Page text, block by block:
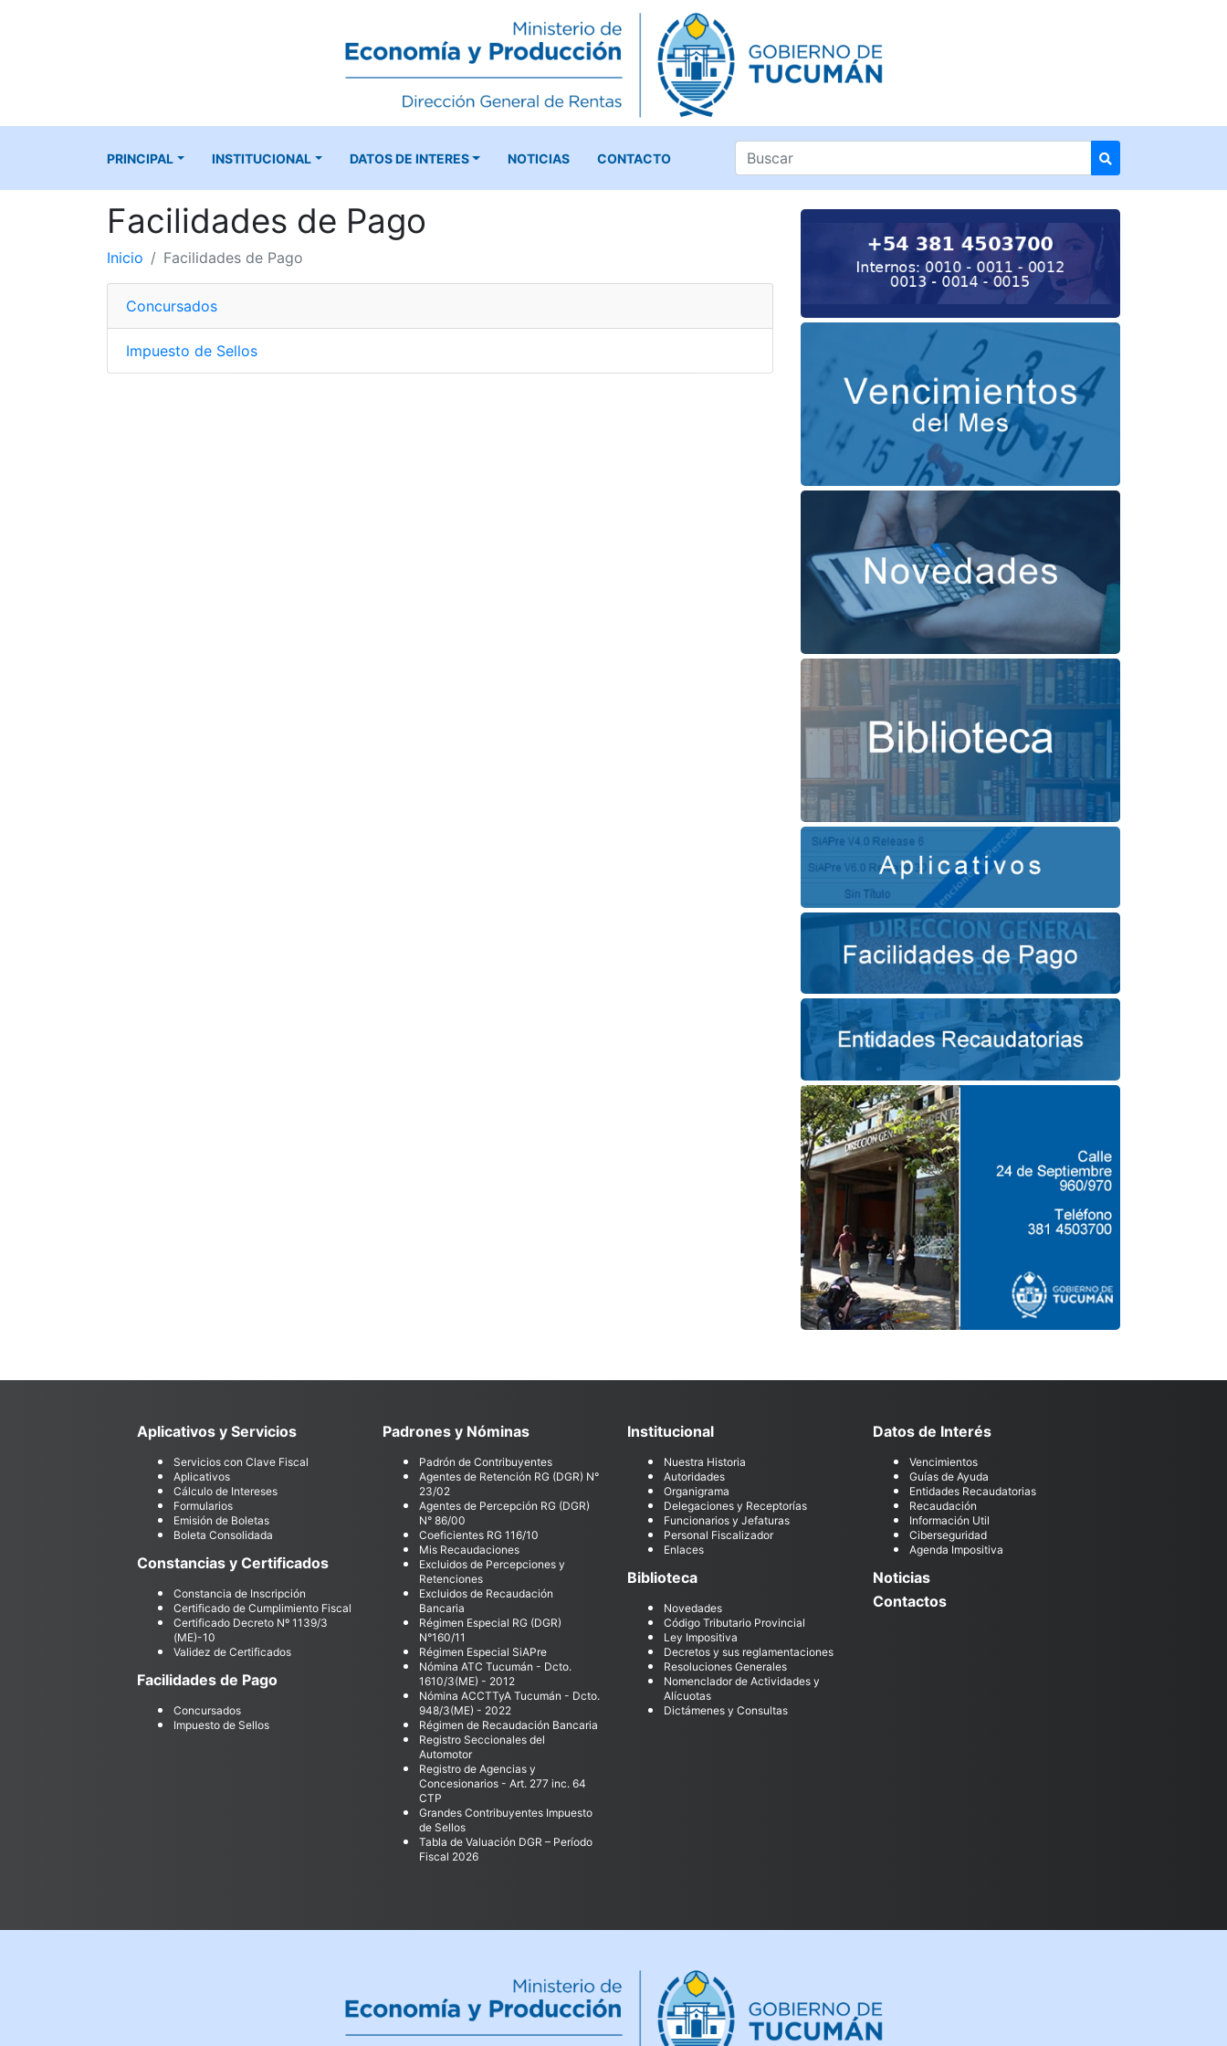
PRINCIPAL INSTITUCIONAL DATOS DE INTERES NOTICIAS CONTACTO
Facilidades de Pago
Inicio Facilidades de Pago
Concursados
Impuesto de Sellos
Aplicativos y Servicios
Servicios con Clave Fiscal
Aplicativos
Cálculo de Intereses
Formularios
Emisión de Boletas
Boleta Consolidada
Constancias y Certificados
Constancia de Inscripción
Certificado de Cumplimiento Fiscal
Certificado Decreto Nº 1139/3
(ME)-10
Validez de Certificados
Facilidades de Pago
Concursados
Impuesto de Sellos
Padrones y Nóminas
Padrón de Contribuyentes
Agentes de Retención RG (DGR) N°
23/02
Agentes de Percepción RG (DGR)
N° 86/00
Coeficientes RG 116/10
Mis Recaudaciones
Excluidos de Percepciones y
Retenciones
Excluidos de Recaudación
Bancaria
Régimen Especial RG (DGR)
N°160/11
Régimen Especial SiAPre
Nómina ATC Tucumán - Dcto.
1610/3(ME) - 2012
Nómina ACCTTyA Tucumán - Dcto.
948/3(ME) - 2022
Régimen de Recaudación Bancaria
Registro Seccionales del
Automotor
Registro de Agencias y
Concesionarios - Art. 277 inc. 64
CTP
Grandes Contribuyentes Impuesto
de Sellos
Tabla de Valuación DGR – Período
Fiscal 2026
Institucional
Nuestra Historia
Autoridades
Organigrama
Delegaciones y Receptorías
Funcionarios y Jefaturas
Personal Fiscalizador
Enlaces
Biblioteca
Novedades
Código Tributario Provincial
Ley Impositiva
Decretos y sus reglamentaciones
Resoluciones Generales
Nomenclador de Actividades y
Alícuotas
Dictámenes y Consultas
Datos de Interés
Vencimientos
Guías de Ayuda
Entidades Recaudatorias
Recaudación
Información Util
Ciberseguridad
Agenda Impositiva
Noticias
Contactos